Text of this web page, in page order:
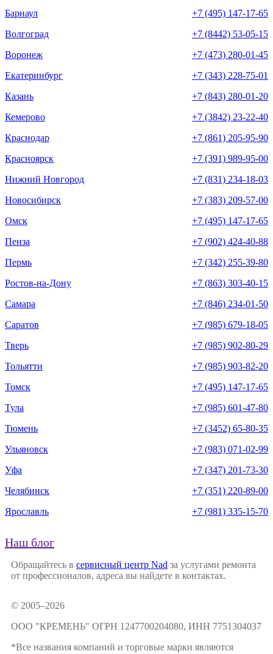
Барнаул
+7 (495) 147-17-65
Волгоград
+7 (8442) 53-05-15
Воронеж
+7 (473) 280-01-45
Екатеринбург
+7 (343) 228-75-01
Казань
+7 (843) 280-01-20
Кемерово
+7 (3842) 23-22-40
Краснодар
+7 (861) 205-95-90
Красноярск
+7 (391) 989-95-00
Нижний Новгород
+7 (831) 234-18-03
Новосибирск
+7 (383) 209-57-00
Омск
+7 (495) 147-17-65
Пенза
+7 (902) 424-40-88
Пермь
+7 (342) 255-39-80
Ростов-на-Дону
+7 (863) 303-40-15
Самара
+7 (846) 234-01-50
Саратов
+7 (985) 679-18-05
Тверь
+7 (985) 902-80-29
Тольятти
+7 (985) 903-82-20
Томск
+7 (495) 147-17-65
Тула
+7 (985) 601-47-80
Тюмень
+7 (3452) 65-80-35
Ульяновск
+7 (983) 071-02-99
Уфа
+7 (347) 201-73-30
Челябинск
+7 (351) 220-89-00
Ярославль
+7 (981) 335-15-70
Наш блог
Обращайтесь в сервисный центр Nad за услугами ремонта
от профессионалов, адреса вы найдете в контактах.
© 2005–2026
ООО "КРЕМЕНЬ" ОГРН 1247700204080, ИНН 7751304037
*Все названия компаний и торговые марки являются